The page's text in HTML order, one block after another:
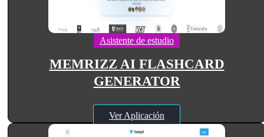
Asistente de estudio
MEMRIZZ AI FLASHCARD
GENERATOR
Ver Aplicación